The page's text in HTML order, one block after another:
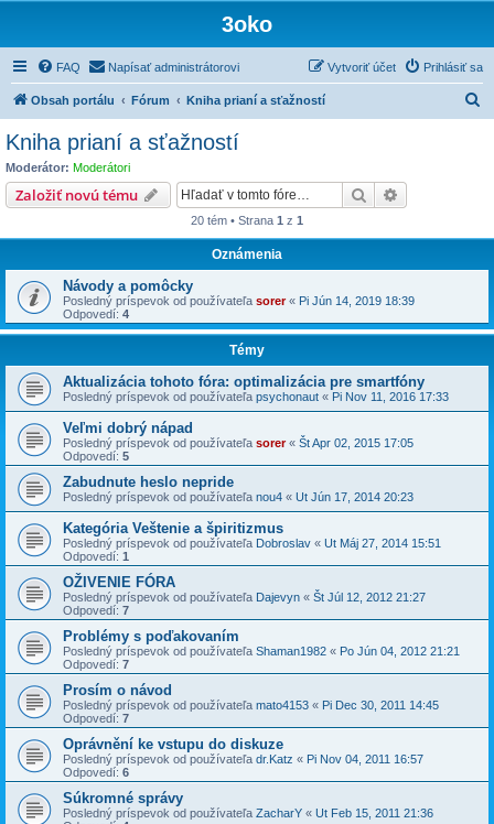
3oko
FAQ Napísať administrátorovi Prihlásiť sa
Vytvoriť účet
Obsah portálu Fórum Kniha prianí a sťažností
Kniha prianí a sťažností
Moderátor: Moderátori
Založiť novú tému Hľadať
20 tém • Strana 1 z 1
Oznámenia
Návody a pomôcky
Posledný príspevok od používateľa sorer« Pi Jún 14, 2019 18:39
Odpovedí: 4
Témy
Aktualizácia tohoto fóra: optimalizácia pre smartfóny
Posledný príspevok od používateľa psychonaut « Pi Nov 11, 2016 17:33
Veľmi dobrý nápad
Posledný príspevok od používateľa sorer« Št Apr 02, 2015 17:05
Odpovedí: 5
Zabudnute heslo nepride
Posledný príspevok od používateľa nou4 « Ut Jún 17, 2014 20:23
Kategória Veštenie a špiritizmus
Posledný príspevok od používateľa Dobroslav « Ut Máj 27, 2014 15:51
Odpovedí: 1
OŽIVENIE FÓRA
Posledný príspevok od používateľa Dajevyn « Št Júl 12, 2012 21:27
Odpovedí: 7
Problémy s poďakovaním
Posledný príspevok od používateľa Shaman1982 « Po Jún 04, 2012 21:21
Odpovedí: 7
Prosím o návod
Posledný príspevok od používateľa mato4153 « Pi Dec 30, 2011 14:45
Odpovedí: 7
Oprávnění ke vstupu do diskuze
Posledný príspevok od používateľa dr.Katz « Pi Nov 04, 2011 16:57
Odpovedí: 6
Súkromné správy
Posledný príspevok od používateľa ZacharY « Ut Feb 15, 2011 21:36